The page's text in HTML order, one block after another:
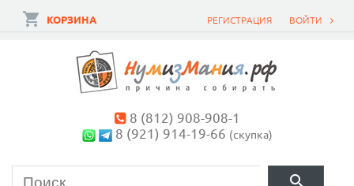
ВОЙТИ
РЕГИСТРАЦИЯ
КОРЗИНА
8 (812) 908-908-1
8 (921) 914-19-66 (скупка)